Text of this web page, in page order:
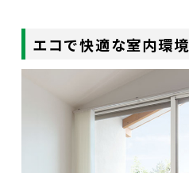
エコで快適な室内環境